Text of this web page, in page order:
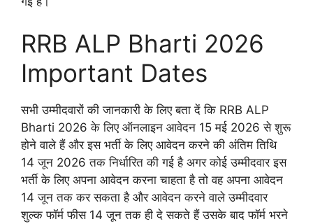
RRB ALP Bharti 2026
Important Dates
सभी उम्मीदवारों की जानकारी के लिए बता दें कि RRB ALP
Bharti 2026 के लिए ऑनलाइन आवेदन 15 मई 2026 से शुरू
होने वाले हैं और इस भर्ती के लिए आवेदन करने की अंतिम तिथि
14 जून 2026 तक निर्धारित की गई है अगर कोई उम्मीदवार इस
भर्ती के लिए अपना आवेदन करना चाहता है तो वह अपना आवेदन
14 जून तक कर सकता है और आवेदन करने वाले उम्मीदवार
शुल्क फॉर्म फीस 14 जून तक ही दे सकते हैं उसके बाद फॉर्म भरने